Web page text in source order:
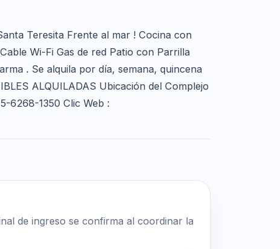
Teresita Frente al mar ! Cocina con
Wi-Fi Gas de red Patio con Parrilla
. Se alquila por día, semana, quincena
ALQUILADAS Ubicación del Complejo
6268-1350 Clic Web :
de ingreso se confirma al coordinar la